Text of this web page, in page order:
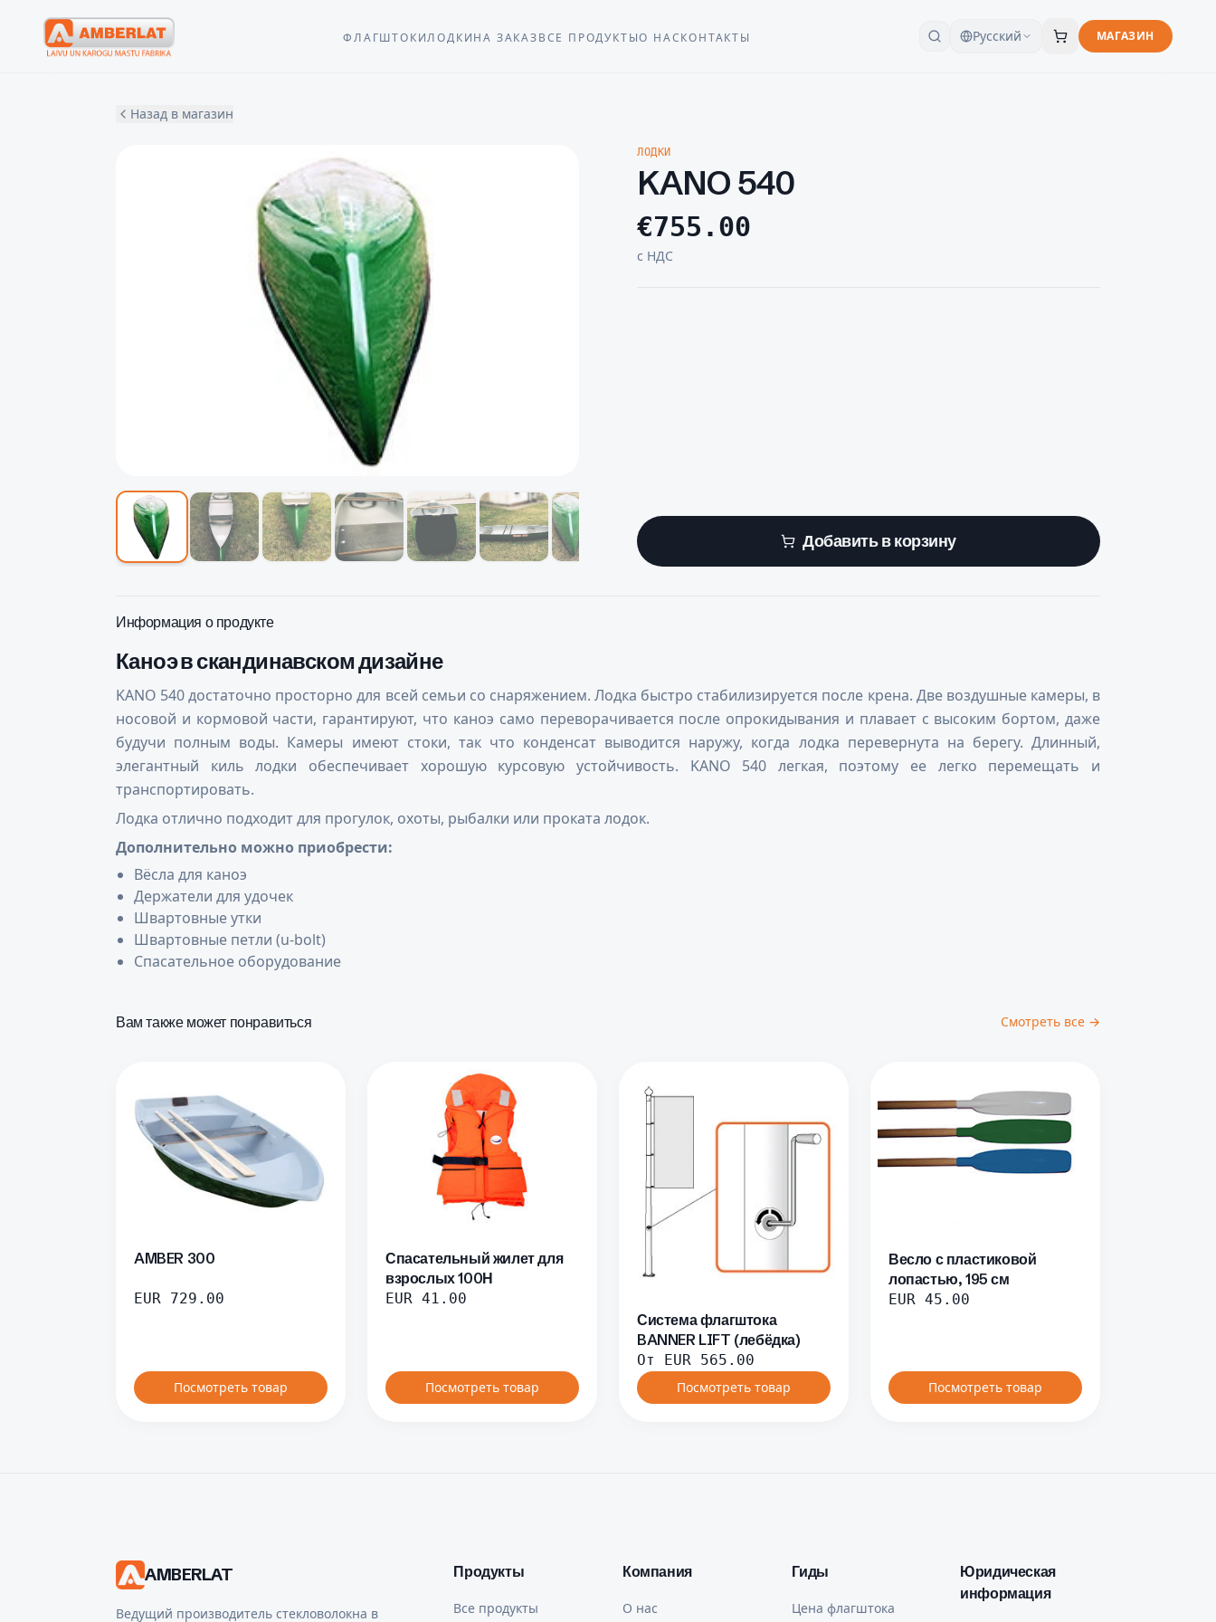
ФЛАГШТОКИЛОДКИНА ЗАКАЗВСЕ ПРОДУКТЫО НАСКОНТАКТЫ Русский МАГАЗИН
Назад в магазин
ЛОДКИ
KANO 540
€755.00
с НДС
Добавить в корзину
Информация о продукте
Каноэ в скандинавском дизайне
KANO 540 достаточно просторно для всей семьи со снаряжением. Лодка быстро стабилизируется после крена. Две воздушные камеры, в
носовой и кормовой части, гарантируют, что каноэ само переворачивается после опрокидывания и плавает с высоким бортом, даже
будучи полным воды. Камеры имеют стоки, так что конденсат выводится наружу, когда лодка перевернута на берегу. Длинный,
элегантный киль лодки обеспечивает хорошую курсовую устойчивость. KANO 540 легкая, поэтому ее легко перемещать и
транспортировать.
Лодка отлично подходит для прогулок, охоты, рыбалки или проката лодок.
Дополнительно можно приобрести:
Вёсла для каноэ
Держатели для удочек
Швартовные утки
Швартовные петли (u-bolt)
Спасательное оборудование
Вам также может понравиться Смотреть все →
AMBER 300
EUR 729.00
Посмотреть товар
Спасательный жилет для
взрослых 100Н
EUR 41.00
Посмотреть товар
Система флагштока
BANNER LIFT (лебёдка)
От EUR
565.00
Посмотреть товар
Весло с пластиковой
лопастью, 195 см
EUR 45.00
Посмотреть товар
AMBERLAT
Ведущий производитель стекловолокна в
Продукты
Все продукты
Компания
О нас
Гиды
Цена флагштока
Юридическая
информация